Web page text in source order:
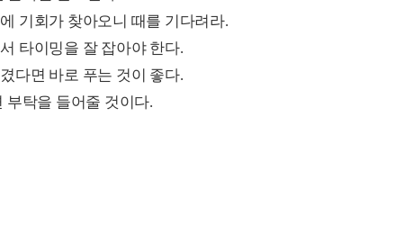
기회가 찾아오니 때를 기다려라.
타이밍을 잘 잡아야 한다.
다면 바로 푸는 것이 좋다.
부탁을 들어줄 것이다.